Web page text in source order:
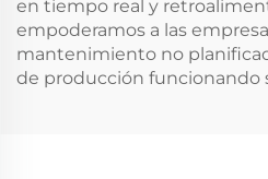
en tiempo real y
empoderamos a las
mantenimiento no
de producción funcionando